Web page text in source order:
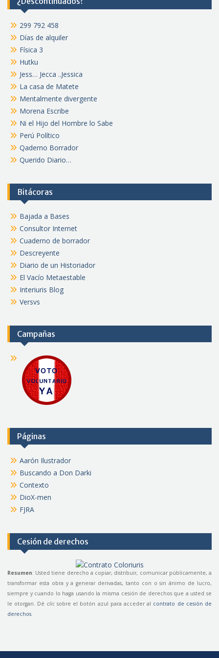
299 792 458
Días de alquiler
Física 3
Hutku
Jess… Jecca ..Jessica
La casa de Matete
Mentalmente divergente
Morena Escribe
Ni el Hijo del Hombre lo Sabe
Perú Político
Qaderno Borrador
Querido Diario…
Bitácoras
Bajada a Bases
Consultor Internet
Cuaderno de borrador
Descreyente
Diario de un Historiador
El Vacío Metaestable
Interiuris Blog
Versvs
Campañas
Páginas
Aarón Ilustrador
Buscando a Don Darki
Contexto
DioX-men
FJRA
Cesión de derechos
Resumen: Usted tiene derecho a copiar, distribuir, comunicar públicamente, a
transformar esta obra y a generar derivadas, tanto con o sin ánimo de lucro,
siempre y cuando lo haga usando la misma cesión de derechos que a usted se
le otorgan. Dé clicsobre el botón azul para acceder al contrato de cesión de
derechos.